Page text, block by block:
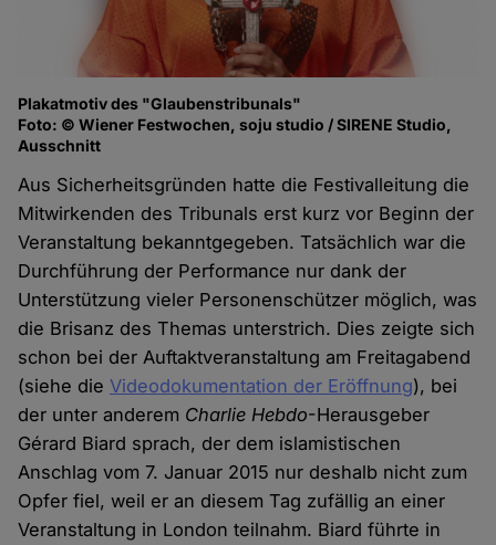
Plakatmotiv des "Glaubenstribunals"
Foto: © Wiener Festwochen, soju studio / SIRENE Studio,
Ausschnitt
Aus Sicherheitsgründen hatte die Festivalleitung die
Mitwirkenden des Tribunals erst kurz vor Beginn der
Veranstaltung bekanntgegeben. Tatsächlich war die
Durchführung der Performance nur dank der
Unterstützung vieler Personenschützer möglich, was
die Brisanz des Themas unterstrich. Dies zeigte sich
schon bei der Auftaktveranstaltung am Freitagabend
(siehe dieVideodokumentation der Eröffnung), bei
der unter anderem Charlie Hebdo-Herausgeber
Gérard Biard sprach, der dem islamistischen
Anschlag vom 7. Januar 2015 nur deshalb nicht zum
Opfer fiel, weil er an diesem Tag zufällig an einer
Veranstaltung in London teilnahm. Biard führte in